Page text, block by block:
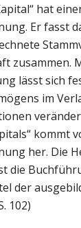
hat
Er fasst
zusammen.
lässt sich
im
kommt
her. Die
die
der
102)